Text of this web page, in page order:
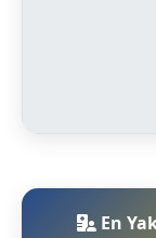
En